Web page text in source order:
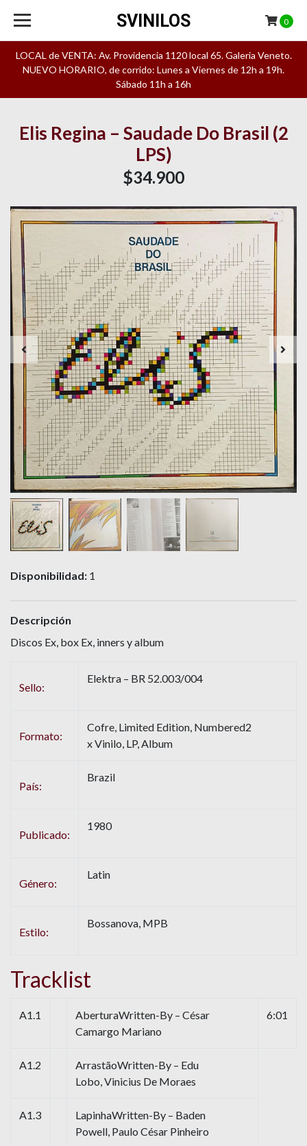
LOCAL de VENTA: Av. Providencia 1120 local 65. Galeria Veneto.
NUEVO HORARIO, de corrido: Lunes a Viernes de 12h a 19h.
Sábado 11h a 16h
SVINILOS 0
Elis Regina – Saudade Do Brasil (2
LPS)
$34.900
Disponibilidad: 1
Descripción
Discos Ex, box Ex, inners y album
Sello:
Elektra – BR 52.003/004
Formato:
Cofre, Limited Edition, Numbered2
x Vinilo, LP, Album
País:
Brazil
Publicado:
1980
Género:
Latin
Estilo:
Bossanova, MPB
Tracklist
A1.1
AberturaWritten-By – César
Camargo Mariano
6:01
A1.2
ArrastãoWritten-By – Edu
Lobo, Vinicius De Moraes
A1.3
LapinhaWritten-By – Baden
Powell, Paulo César Pinheiro